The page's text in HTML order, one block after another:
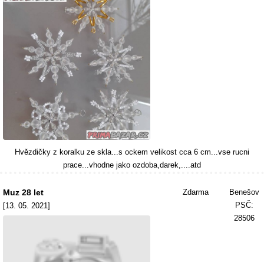
Hvězdičky z koralku ze skla...s ockem velikost cca 6 cm...vse rucni
prace...vhodne jako ozdoba,darek,....atd
Muz 28 let
[13. 05. 2021]
Zdarma
Benešov
PSČ:
28506